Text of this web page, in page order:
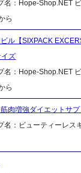
名：Hope-Shop.NET
ら
ル【SIXPACK
ズ
名：Hope-Shop.NET
ら
肉増強ダイエットサプ
名：ビューティーレス